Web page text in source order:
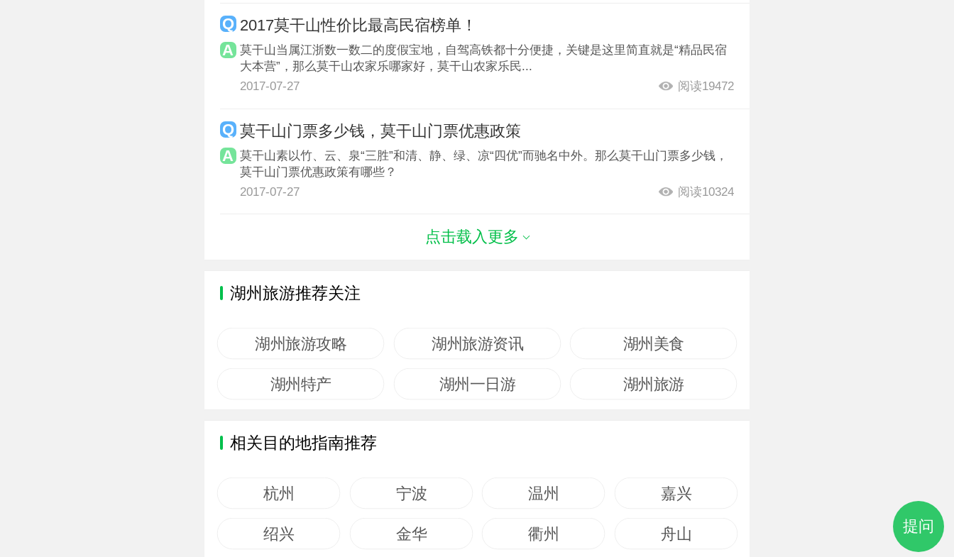
2017莫干山性价比最高民宿榜单！
莫干山当属江浙数一数二的度假宝地，自驾高铁都十分便捷，关键是这里简直就是“精品民宿
大本营”，那么莫干山农家乐哪家好，莫干山农家乐民...
2017-07-27
阅读19472
莫干山门票多少钱，莫干山门票优惠政策
莫干山素以竹、云、泉“三胜”和清、静、绿、凉“四优”而驰名中外。那么莫干山门票多少钱，
莫干山门票优惠政策有哪些？
2017-07-27
阅读10324
点击载入更多
湖州旅游推荐关注
湖州旅游攻略 湖州旅游资讯 湖州美食
湖州特产 湖州一日游 湖州旅游
相关目的地指南推荐
杭州 宁波 温州 嘉兴
绍兴 金华 衢州 舟山 提问